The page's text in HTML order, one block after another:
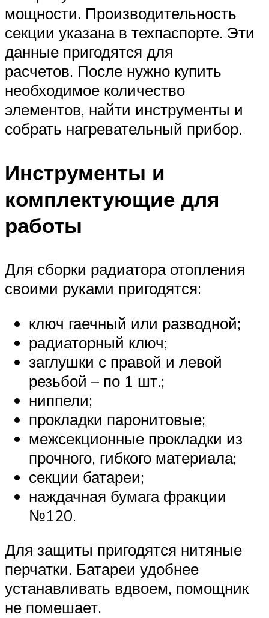
мощности. Производительность
секции указана в техпаспорте. Эти
данные пригодятся для
расчетов. После нужно купить
необходимое количество
элементов, найти инструменты и
собрать нагревательный прибор.
Инструменты и
комплектующие для
работы
Для сборки радиатора отопления
своими руками пригодятся:
ключ гаечный или разводной;
радиаторный ключ;
заглушки с правой и левой
резьбой – по 1 шт.;
ниппели;
прокладки паронитовые;
межсекционные прокладки из
прочного, гибкого материала;
секции батареи;
наждачная бумага фракции
№120.
Для защиты пригодятся нитяные
перчатки. Батареи удобнее
устанавливать вдвоем, помощник
не помешает.